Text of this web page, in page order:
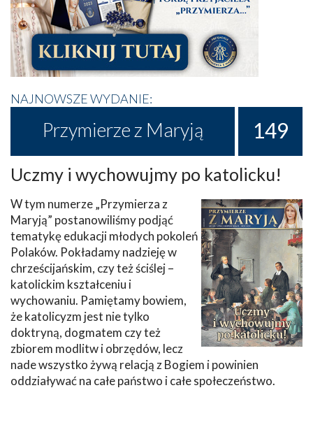
NAJNOWSZE WYDANIE:
Przymierze z Maryją 149
Uczmy i wychowujmy po katolicku!
W tym numerze „Przymierza z
Maryją” postanowiliśmy podjąć
tematykę edukacji młodych pokoleń
Polaków. Pokładamy nadzieję w
chrześcijańskim, czy też ściślej –
katolickim kształceniu i
wychowaniu. Pamiętamy bowiem,
że katolicyzm jest nie tylko
doktryną, dogmatem czy też
zbiorem modlitw i obrzędów, lecz
nade wszystko żywą relacją z Bogiem i powinien
oddziaływać na całe państwo i całe społeczeństwo.